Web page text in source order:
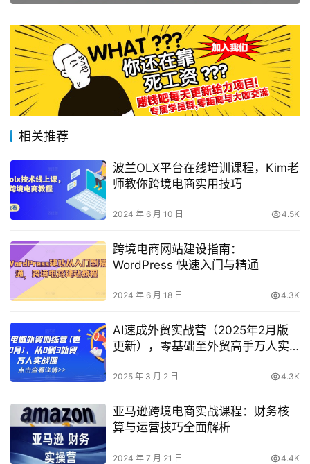
相关推荐
波兰OLX平台在线培训课程，Kim老
师教你跨境电商实用技巧
2024 年 6 月 10 日 4.5K
跨境电商网站建设指南：
WordPress 快速入门与精通
2024 年 6 月 18 日 4.3K
AI速成外贸实战营（2025年2月版
更新），零基础至外贸高手万人实
2025 年 3 月 2 日 4.3K
亚马逊跨境电商实战课程：财务核
算与运营技巧全面解析
2024 年 7 月 21 日 4.4K